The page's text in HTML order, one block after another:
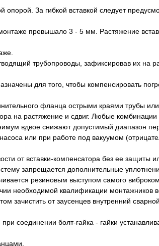
опорой. За гибкой вставкой следует
превышало 3 - 5 мм. Растяжение
трубопроводы, зафиксировав их на
для того, чтобы компенсировать
фланца острыми краями трубы
на растяжение и сдвиг. Любые комбинации
вдвое снижают допустимый диапазон
или при работе под вакуумом
от вставки-компенсатора без ее защиты
запрещается дополнительные
резиновым выступом самого
необходимой квалификации монтажников
зачистить от заусенцев внутренний
соединении болт-гайка - гайки